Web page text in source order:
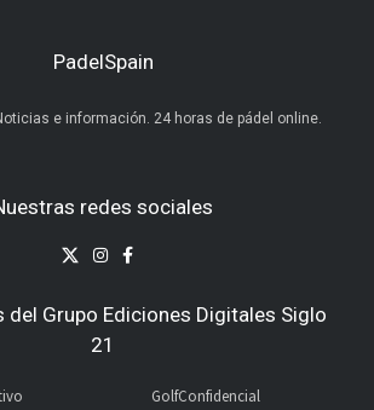
PadelSpain
e información. 24 horas de pádel online.
redes sociales
del Grupo Ediciones Digitales Siglo
21
GolfConfidencial